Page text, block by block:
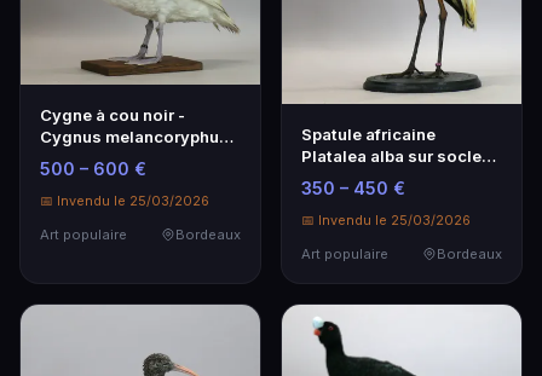
Cygne à cou noir -
Cygnus melancoryphus
en taxidermie sur socle
500 – 600 €
📅 Invendu le 25/03/2026
Art populaire
Bordeaux
Spatule africaine
Platalea alba sur socle
bois - Art populaire
350 – 450 €
📅 Invendu le 25/03/2026
Art populaire
Bordeaux